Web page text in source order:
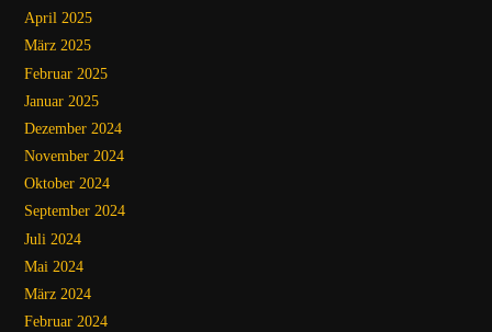
April 2025
März 2025
Februar 2025
Januar 2025
Dezember 2024
November 2024
Oktober 2024
September 2024
Juli 2024
Mai 2024
März 2024
Februar 2024